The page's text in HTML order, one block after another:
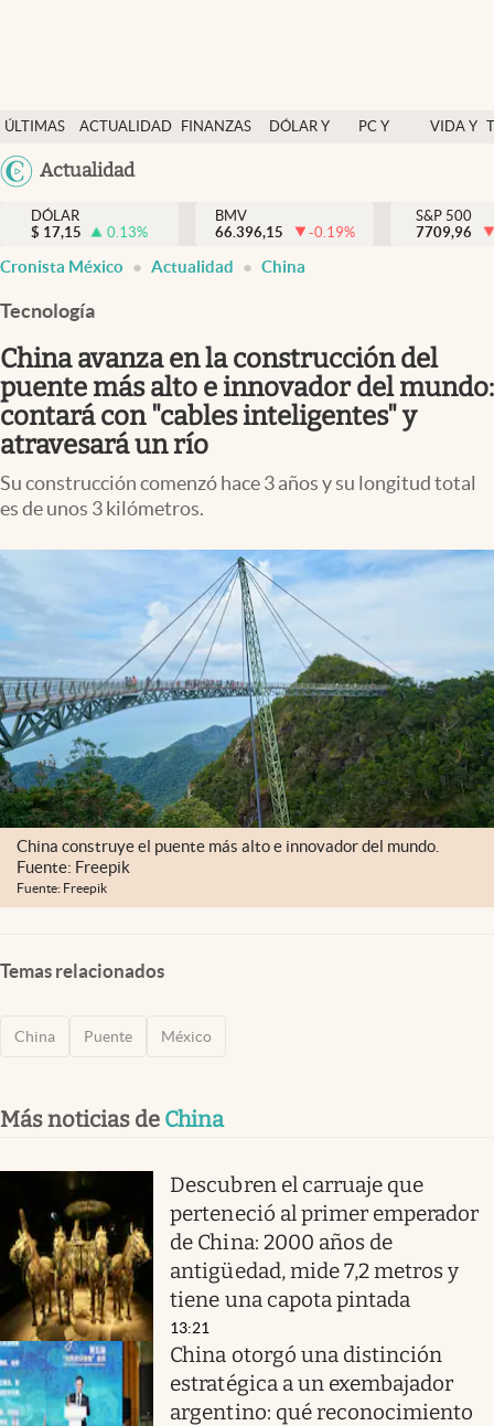
ÚLTIMAS
NOTICIAS
ACTUALIDAD
FINANZAS
DÓLAR Y
PC Y
VIDA Y
México
Actualidad
Actualidad
Finanzas y economía
Dólar y mercados
Pc y celular
Vida y estilo
Clima
Espiritualidad
abre en nueva pestaña
DÓLAR
$ 17,15 0.13%
BMV
66.396,15
-0.19%
S&P 500
7709,96
Cronista México Actualidad China
Tecnología
China avanza en la construcción del
puente más alto e innovador del mundo:
contará con "cables inteligentes" y
atravesará un río
Su construcción comenzó hace 3 años y su longitud total
es de unos 3 kilómetros.
China construye el puente más alto e innovador del mundo.
Fuente: Freepik
Fuente: Freepik
Temas relacionados
China Puente México
Más noticias de China
Descubren el carruaje que
perteneció al primer emperador
de China: 2000 años de
antigüedad, mide 7,2 metros y
tiene una capota pintada
13:21
China otorgó una distinción
estratégica a un exembajador
argentino: qué reconocimiento